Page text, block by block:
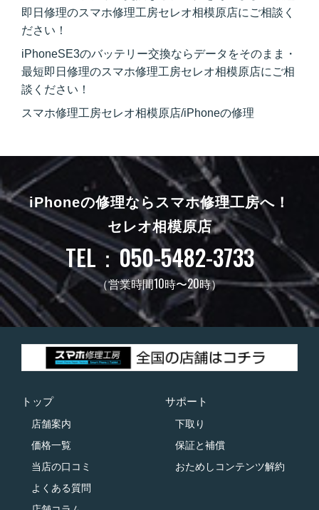
即日修理のスマホ修理工房セレオ相模原店にご相談く
ださい！
iPhoneSE3のバッテリー交換ならデータをそのまま・
最短即日修理のスマホ修理工房セレオ相模原店にご相
談ください！
スマホ修理工房セレオ相模原店/iPhoneの修理
iPhoneの修理ならスマホ修理工房へ！
セレオ相模原店
TEL：050-5482-3733
（営業時間10時〜20時）
トップ
店舗案内
価格一覧
当店の口コミ
よくある質問
サポート
下取り
保証と補償
おためしコンテンツ解約